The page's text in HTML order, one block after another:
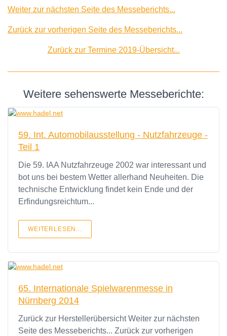
Weiter zur nächsten Seite des Messeberichts...
Zurück zur vorherigen Seite des Messeberichts...
Zurück zur Termine 2019-Übersicht...
Weitere sehenswerte Messeberichte:
59. Int. Automobilausstellung - Nutzfahrzeuge -
Teil 1
Die 59. IAA Nutzfahrzeuge 2002 war interessant und
bot uns bei bestem Wetter allerhand Neuheiten. Die
technische Entwicklung findet kein Ende und der
Erfindungsreichtum...
WEITERLESEN...
65. Internationale Spielwarenmesse in
Nürnberg 2014
Zurück zur Herstellerübersicht Weiter zur nächsten
Seite des Messeberichts... Zurück zur vorherigen